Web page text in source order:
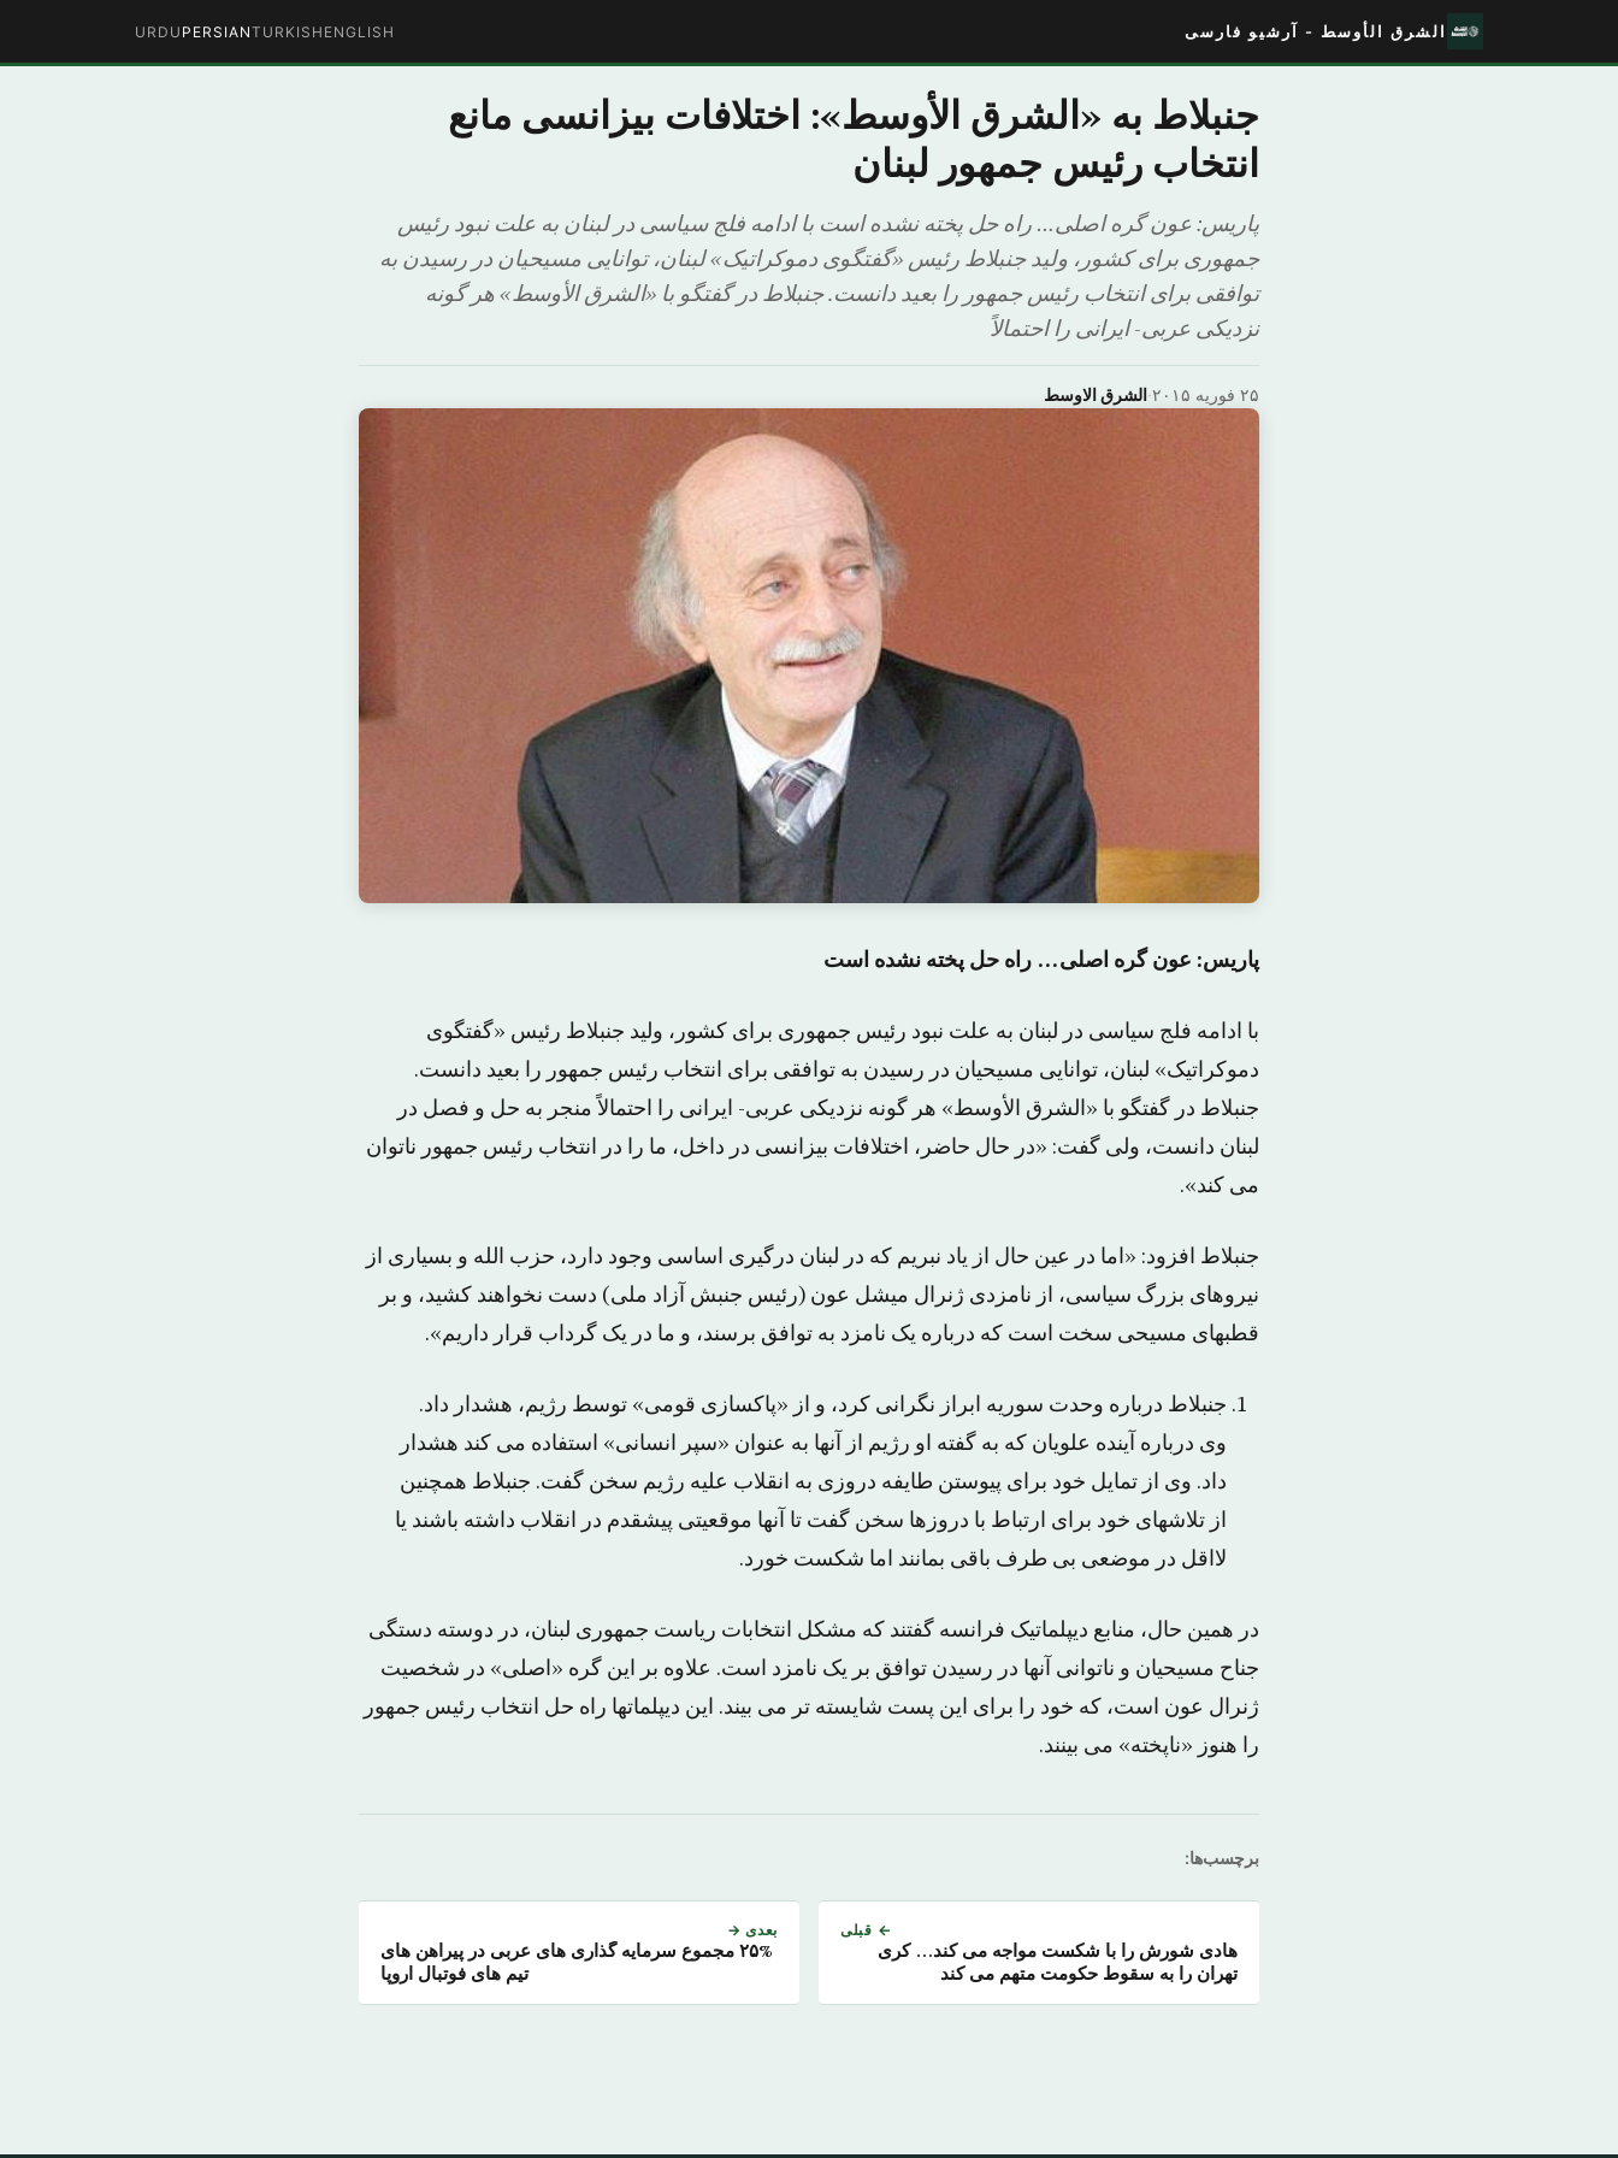
الشرق الأوسط - آرشیو فارسی ENGLISH
TURKISH
PERSIAN
URDU
جنبلاط به «الشرق الأوسط»: اختلافات بیزانسی مانع
انتخاب رئیس جمهور لبنان
پاریس: عون گره اصلی… راه حل پخته نشده است با ادامه فلج سیاسی در لبنان به علت نبود رئیس
جمهوری برای کشور، ولید جنبلاط رئیس «گفتگوی دموکراتیک» لبنان، توانایی مسیحیان در رسیدن به
توافقی برای انتخاب رئیس جمهور را بعید دانست. جنبلاط در گفتگو با «الشرق الأوسط» هر گونه
نزدیکی عربی- ایرانی را احتمالاً
الشرق الاوسط· ۲۵ فوریه ۲۰۱۵
پاریس: عون گره اصلی… راه حل پخته نشده است
با ادامه فلج سیاسی در لبنان به علت نبود رئیس جمهوری برای کشور، ولید جنبلاط رئیس «گفتگوی
دموکراتیک» لبنان، توانایی مسیحیان در رسیدن به توافقی برای انتخاب رئیس جمهور را بعید دانست.
جنبلاط در گفتگو با «الشرق الأوسط» هر گونه نزدیکی عربی- ایرانی را احتمالاً منجر به حل و فصل در
لبنان دانست، ولی گفت: «در حال حاضر، اختلافات بیزانسی در داخل، ما را در انتخاب رئیس جمهور ناتوان
می کند».
جنبلاط افزود: «اما در عین حال از یاد نبریم که در لبنان درگیری اساسی وجود دارد، حزب الله و بسیاری از
نیروهای بزرگ سیاسی، از نامزدی ژنرال میشل عون (رئیس جنبش آزاد ملی) دست نخواهند کشید، و بر
قطبهای مسیحی سخت است که درباره یک نامزد به توافق برسند، و ما در یک گرداب قرار داریم».
جنبلاط درباره وحدت سوریه ابراز نگرانی کرد، و از «پاکسازی قومی» توسط رژیم، هشدار داد.
وی درباره آینده علویان که به گفته او رژیم از آنها به عنوان «سپر انسانی» استفاده می کند هشدار
داد. وی از تمایل خود برای پیوستن طایفه دروزی به انقلاب علیه رژیم سخن گفت. جنبلاط همچنین
از تلاشهای خود برای ارتباط با دروزها سخن گفت تا آنها موقعیتی پیشقدم در انقلاب داشته باشند یا
لااقل در موضعی بی طرف باقی بمانند اما شکست خورد.
در همین حال، منابع دیپلماتیک فرانسه گفتند که مشکل انتخابات ریاست جمهوری لبنان، در دوسته دستگی
جناح مسیحیان و ناتوانی آنها در رسیدن توافق بر یک نامزد است. علاوه بر این گره «اصلی» در شخصیت
ژنرال عون است، که خود را برای این پست شایسته تر می بیند. این دیپلماتها راه حل انتخاب رئیس جمهور
را هنوز «ناپخته» می بینند.
برچسب‌ها:
← قبلی
هادی شورش را با شکست مواجه می کند… کری
تهران را به سقوط حکومت متهم می کند
بعدی →
۲۵% مجموع سرمایه گذاری های عربی در پیراهن های
تیم های فوتبال اروپا